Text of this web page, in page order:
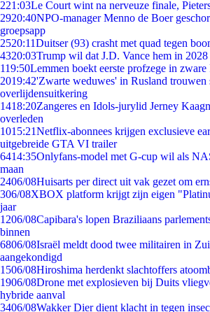
221:03Le Court wint na nerveuze finale,
2920:40NPO-manager Menno de Boer
groepsapp
2520:11Duitser (93) crasht met quad tegen
4320:03Trump wil dat J.D. Vance hem in
119:50Lemmen boekt eerste profzege in
2019:42'Zwarte weduwes' in Rusland trouwen
overlijdensuitkering
1418:20Zangeres en Idols-jurylid Jerney
overleden
1015:21Netflix-abonnees krijgen exclusieve
uitgebreide GTA VI trailer
6414:35Onlyfans-model met G-cup wil als
maan
2406/08Huisarts per direct uit vak gezet om
306/08XBOX platform krijgt zijn eigen
jaar
1206/08Capibara's lopen Braziliaans
binnen
6806/08Israël meldt dood twee militairen in
aangekondigd
1506/08Hiroshima herdenkt slachtoffers
1906/08Drone met explosieven bij Duits
hybride aanval
3406/08Wakker Dier dient klacht in tegen